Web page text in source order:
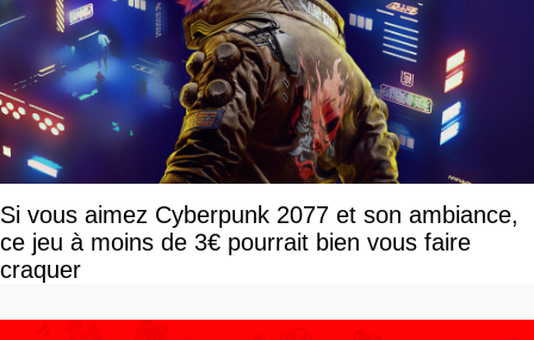
Si vous aimez Cyberpunk 2077 et son ambiance,
ce jeu à moins de 3€ pourrait bien vous faire
craquer